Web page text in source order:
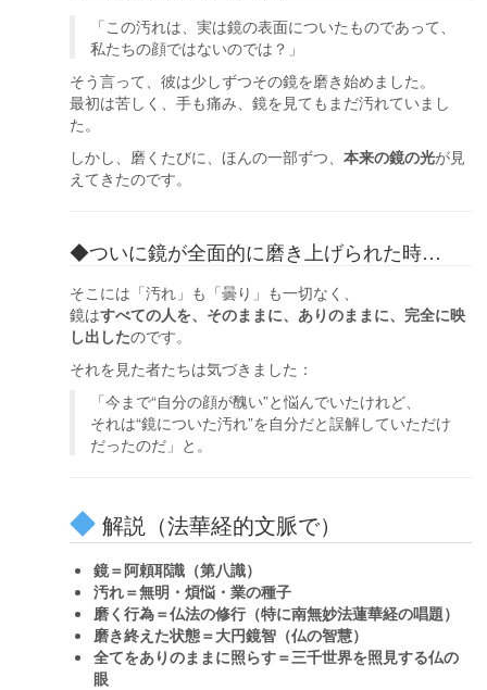
「この汚れは、実は鏡の表面についたものであって、
私たちの顔ではないのでは？」
そう言って、彼は少しずつその鏡を磨き始めました。
最初は苦しく、手も痛み、鏡を見てもまだ汚れていまし
た。
しかし、磨くたびに、ほんの一部ずつ、 本来の鏡の光が見
えてきたのです。
◆ついに鏡が全面的に磨き上げられた時…
そこには「汚れ」も「曇り」も一切なく、
鏡はすべての人を、そのままに、ありのままに、完全に映
し出したのです。
それを見た者たちは気づきました：
「今まで“自分の顔が醜い”と悩んでいたけれど、
それは“鏡についた汚れ”を自分だと誤解していただけ
だったのだ」と。
解説（法華経的文脈で）
鏡＝阿頼耶識（第八識）
汚れ＝無明・煩悩・業の種子
磨く行為＝仏法の修行（特に南無妙法蓮華経の唱題）
磨き終えた状態＝大円鏡智（仏の智慧）
全てをありのままに照らす＝三千世界を照見する仏の
眼